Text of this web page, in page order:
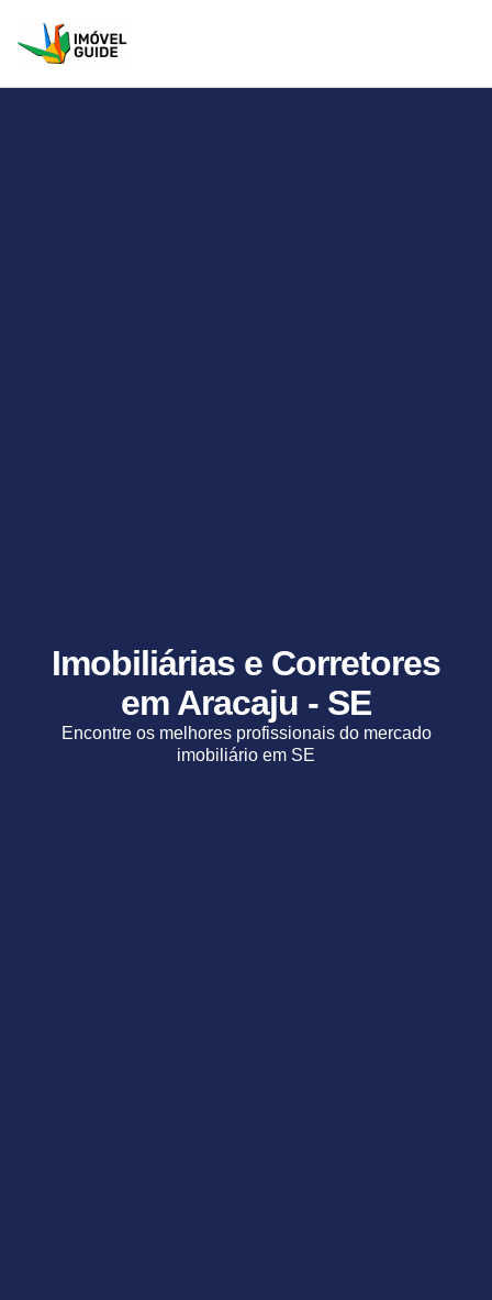
Imobiliárias e Corretores
em Aracaju - SE
Encontre os melhores profissionais do mercado
imobiliário em SE